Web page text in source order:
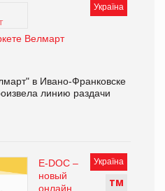
Україна
Велмарт
в Ивано-Франковске
линию раздачи
Україна
ТМ
E-DOC –
новый
онлайн